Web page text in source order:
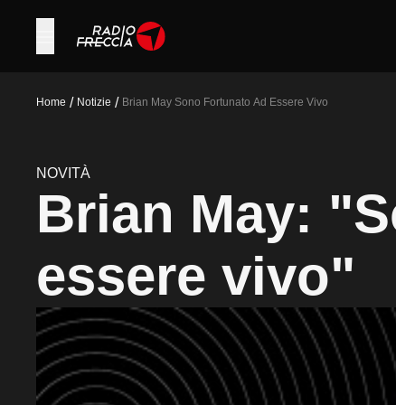
Home / Notizie / Brian May Sono Fortunato Ad Essere Vivo
NOVITÀ
Brian May:
essere vivo"